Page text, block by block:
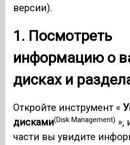
версии).
1. Посмотреть
информацию о
дисках и
Откройте инструмент «
дисками(Disk Management) »,
части вы увидите